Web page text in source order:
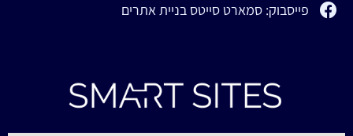
פייסבוק: סמארט סייטס בניית אתרים